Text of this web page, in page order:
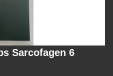
Sarcofagen 6